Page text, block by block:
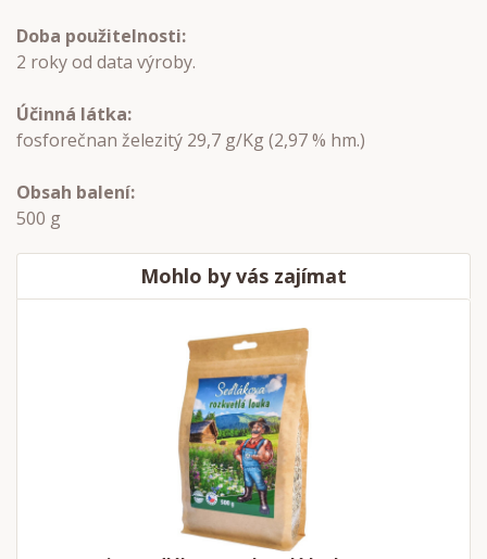
Doba použitelnosti:
2 roky od data výroby.
Účinná látka:
fosforečnan železitý 29,7 g/Kg (2,97 % hm.)
Obsah balení:
500 g
Mohlo by vás zajímat